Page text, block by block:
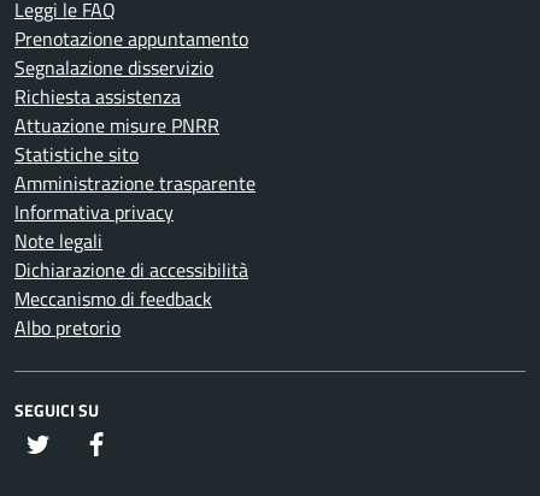
Leggi le FAQ
Prenotazione appuntamento
Segnalazione disservizio
Richiesta assistenza
Attuazione misure PNRR
Statistiche sito
Amministrazione trasparente
Informativa privacy
Note legali
Dichiarazione di accessibilità
Meccanismo di feedback
Albo pretorio
SEGUICI SU
twitter